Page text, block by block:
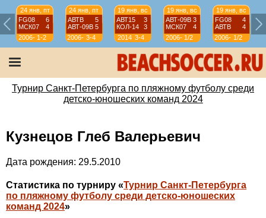
24 янв, пт
FG08
6
МСК07
4
2006-
07
1-2
24 янв, пт
АВТВ
5
АВТ-09B 5
2006-
07
3-4
19 янв, вс
АВТ15
3
КОЛ-14
3
2014 3-4
19 янв, вс
АВТ-09B 3
МСК07
4
2006-
07
1/2
19 янв, вс
FG08
4
АВТВ
4
2006-
07
1/2
Турнир Санкт-Петербурга по пляжному футболу среди
детско-юношеских команд 2024
Кузнецов Глеб Валерьевич
Дата рождения: 29.5.2010
Статистика по турниру «Турнир Санкт-Петербурга
по пляжному футболу среди детско-юношеских
команд 2024»